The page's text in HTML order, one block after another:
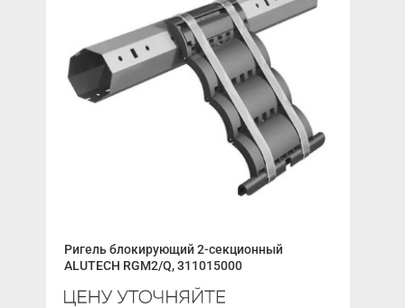
Ригель блокирующий 2-секционный
ALUTECH RGM2/Q, 311015000